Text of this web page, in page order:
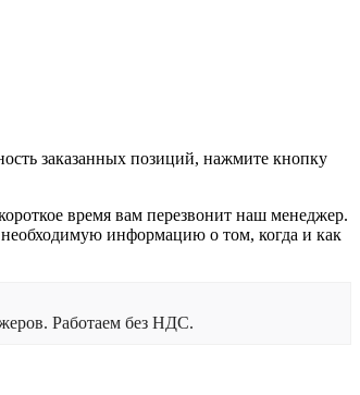
заказанных позиций, нажмите кнопку
время вам перезвонит наш менеджер.
необходимую информацию о том, когда и как
Работаем без НДС.